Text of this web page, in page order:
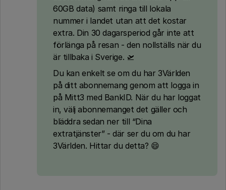
60GB data) samt ringa till lokala
nummer i landet utan att det kostar
extra. Din 30 dagarsperiod går inte att
förlänga på resan - den nollställs när du
är tillbaka i Sverige. 🛫
Du kan enkelt se om du har 3Världen
på ditt abonnemang genom att logga in
på Mitt3 med BankID. När du har loggat
in, välj abonnemanget det gäller och
bläddra sedan ner till “Dina
extratjänster” - där ser du om du har
3Världen. Hittar du detta? 😄